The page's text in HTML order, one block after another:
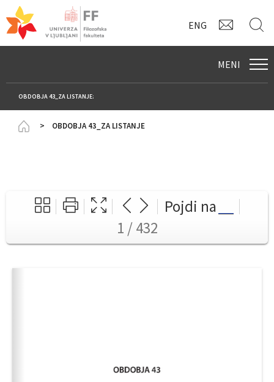
ENG
MENI
OBDOBJA 43_ZA LISTANJE:
HomepageOBDOBJA 43_ZA LISTANJE
Pojdi na
1 / 432